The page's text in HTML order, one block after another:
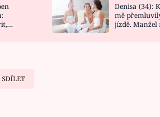
DESIGN
Denisa (34):
mě
jízdě. Manžel
SDÍLET